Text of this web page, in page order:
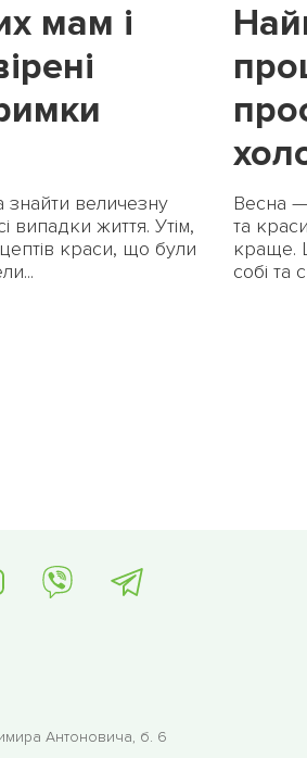
мам і
знайти величезну
випадки життя. Утім,
краси, що були
Весна
та
краще.
собі та
Антоновича, б. 6